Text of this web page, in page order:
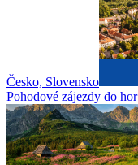
Česko, Slovensko
Pohodové zájezdy do hor